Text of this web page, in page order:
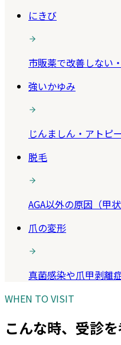
にきび
市販薬で改善しない
強いかゆみ
じんましん・アトピ
脱毛
AGA以外の原因（甲
爪の変形
真菌感染や爪甲剥離症
WHEN TO VISIT
こんな時、受診を